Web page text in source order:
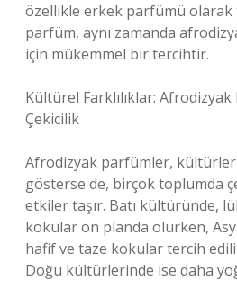
özellikle erkek parfümü olarak
parfüm, aynı zamanda
için mükemmel bir tercihtir.
Kültürel Farklılıklar:
Çekicilik
Afrodizyak parfümler, kültürler
gösterse de, birçok toplumda
etkiler taşır. Batı kültüründe,
kokular ön planda olurken,
hafif ve taze kokular tercih
Doğu kültürlerinde ise daha